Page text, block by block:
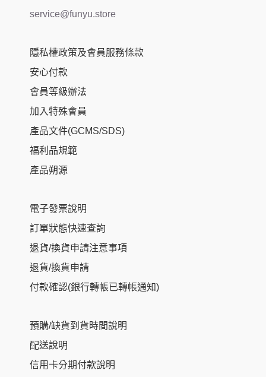
service@funyu.store
隱私權政策及會員服務條款
安心付款
會員等級辦法
加入特殊會員
產品文件(GCMS/SDS)
福利品規範
產品朔源
電子發票說明
訂單狀態快速查詢
退貨/換貨申請注意事項
退貨/換貨申請
付款確認(銀行轉帳已轉帳通知)
預購/缺貨到貨時間說明
配送說明
信用卡分期付款說明